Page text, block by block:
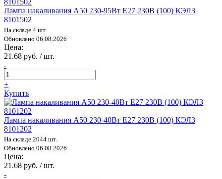
Лампа накаливания А50 230-95Вт E27 230В (100) КЭЛЗ
8101502
На складе 4 шт.
Обновлено 06.08.2026
Цена:
21.68 руб. / шт.
-
+
Купить
Лампа накаливания А50 230-40Вт E27 230В (100) КЭЛЗ
8101202
На складе 2044 шт.
Обновлено 06.08.2026
Цена:
21.68 руб. / шт.
-